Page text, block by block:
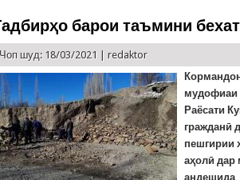
барои таъмини
Чоп шуд: 18/03/2021 |redaktor
К
мудофиаи
Раёсати
гражданӣ
пешгирии
аҳолӣ дар
андешида